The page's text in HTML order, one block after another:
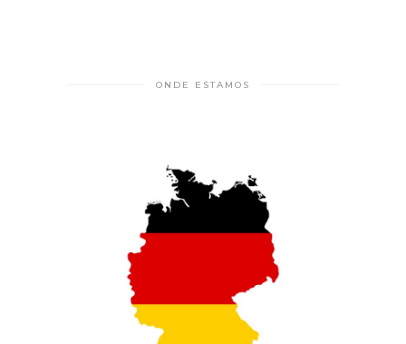
ONDE ESTAMOS